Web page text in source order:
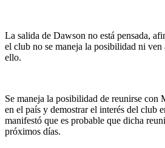
La salida de Dawson no está pensada,
el club no se maneja la posibilidad ni ven
ello.
Se maneja la posibilidad de reunirse con
en el país y demostrar el interés del club
manifestó que es probable que dicha
próximos días.